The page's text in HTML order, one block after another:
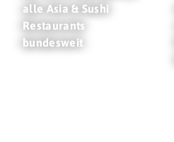
alle Asia & Sushi
Restaurants
bundesweit